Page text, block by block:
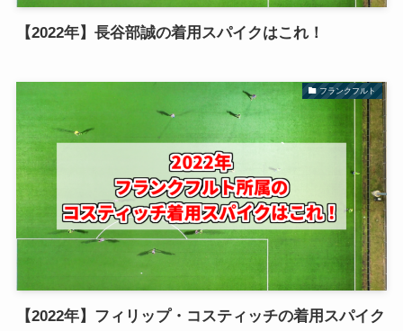
【2022年】長谷部誠の着用スパイクはこれ！
フランクフルト
【2022年】フィリップ・コスティッチの着用スパイク